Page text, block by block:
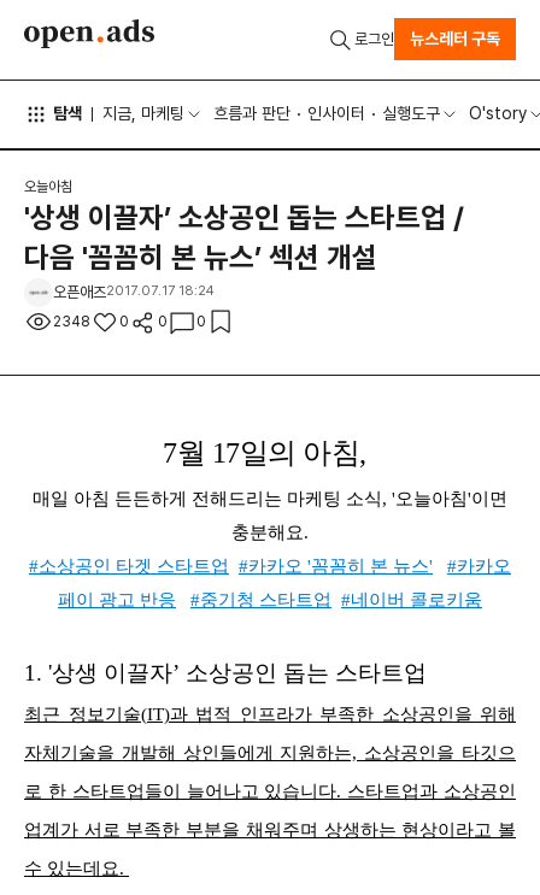
탐색 지금, 마케팅 흐름과 판단 인사이터 실행도구 O'story
로그인 뉴스레터 구독
오늘아침
'상생 이끌자’ 소상공인 돕는 스타트업 /
다음 '꼼꼼히 본 뉴스’ 섹션 개설
오픈애즈2017.07.17 18:24
2348 0 0 0
7월 17일의 아침,
매일 아침 든든하게 전해드리는 마케팅 소식, '오늘아침'이면
충분해요.
#소상공인 타겟 스타트업
#카카오 '꼼꼼히 본 뉴스'
#카카오
페이 광고 반응
#중기청 스타트업 #네이버 콜로키움
1. '상생 이끌자’ 소상공인 돕는 스타트업
최근 정보기술(IT)과 법적 인프라가 부족한 소상공인을 위해
자체기술을 개발해 상인들에게 지원하는, 소상공인을 타깃으
로 한 스타트업들이 늘어나고 있습니다. 스타트업과 소상공인
업계가 서로 부족한 부분을 채워주며 상생하는 현상이라고 볼
수 있는데요.